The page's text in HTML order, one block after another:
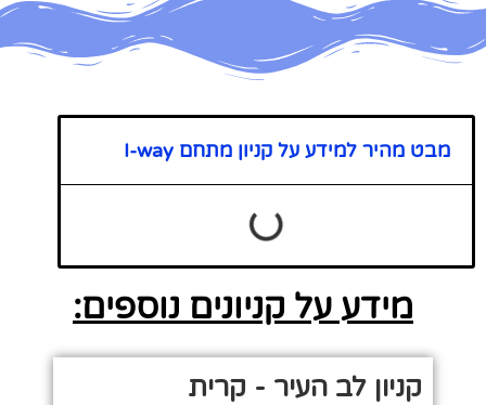
מבט מהיר למידע על קניון מתחם I-way
מידע על קניונים נוספים:
קניון לב העיר - קרית